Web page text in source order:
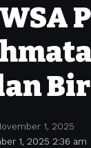
1, 2025 2:36 am
1, 2025